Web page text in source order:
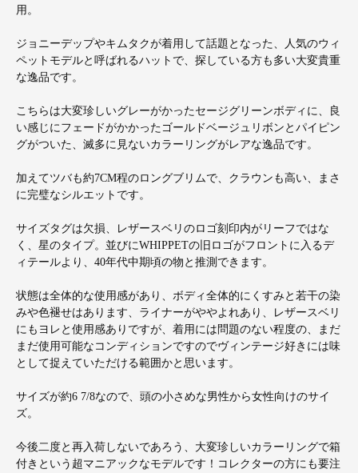
用。
ジョニーデップやキムタクが着用して話題となった、人気のウィ
ペットモデルと呼ばれるハットで、探している方も多い大変貴重
な逸品です。
こちらは大変珍しいグレーがかったセージグリーンボディに、良
い感じにフェードがかかったゴールドベージュリボンとパイピン
グがついた、滅多に見ないカラーリングがレアな逸品です。
加えてツバも約7CM程のロングブリムで、クラウンも高い、まさ
に完璧なシルエットです。
サイズタグは欠損、レザースベリのロゴ刻印内がリーフではな
く、星のタイプ。並びにWHIPPETの旧ロゴがフロントに入るデ
ィテールより、40年代中期頃の物と推測できます。
状態は全体的な使用感があり、ボディ全体的にくすみと若干の染
みや色褪せはあります、ライナーがややよれあり、レザースベリ
にもヨレと使用感ありですが、着用には問題のない程度の、まだ
まだ使用可能なコンディションですのでヴィンテージ好きには味
として捉えていただける範囲かと思います。
サイズが約6 7/8なので、頭の小さめな男性から女性向けのサイ
ズ。
今後二度と再入荷しないであろう、大変珍しいカラーリングで箱
付きという超マニアックなモデルです！コレクターの方にも要注